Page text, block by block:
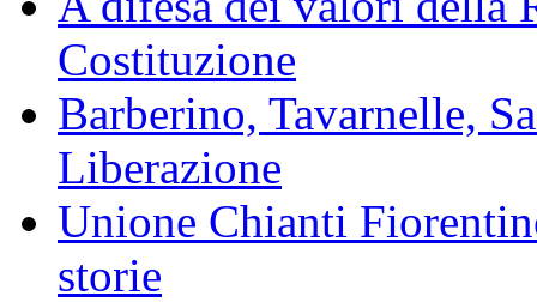
Costituzione
Barberino, Tavarnelle,
Liberazione
Unione Chianti
storie